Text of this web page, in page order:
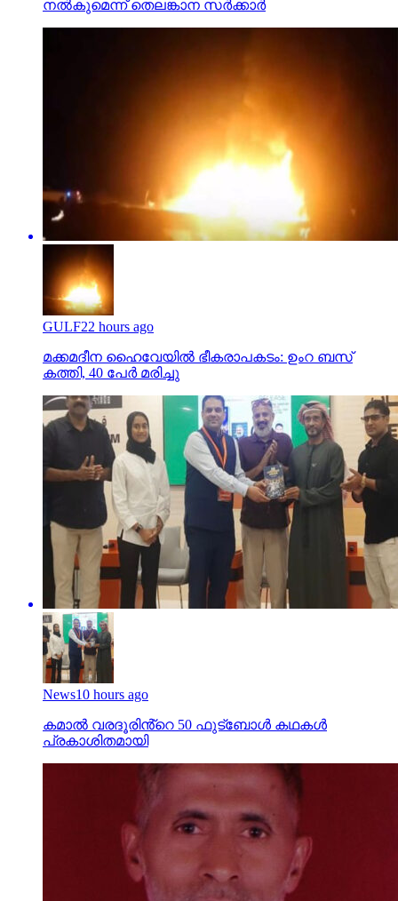
നല്‍കുമെന്ന് തെലങ്കാന സര്‍ക്കാര്‍
GULF22 hours ago
മക്കമദീന ഹൈവേയില്‍ ഭീകരാപകടം: ഉംറ ബസ്
കത്തി, 40 പേര്‍ മരിച്ചു
News10 hours ago
കമാൽ വരദൂരിൻ്റെ 50 ഫുട്ബോൾ കഥകൾ
പ്രകാശിതമായി